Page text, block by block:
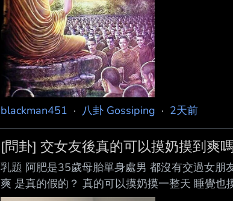
blackman451 · 八卦 Gossiping · 2天前
[問卦] 交女友後真的可以摸奶摸到爽
乳題 阿肥是35歲母胎單身處男 都沒有交過女朋
爽 是真的假的？ 真的可以摸奶摸一整天 睡覺